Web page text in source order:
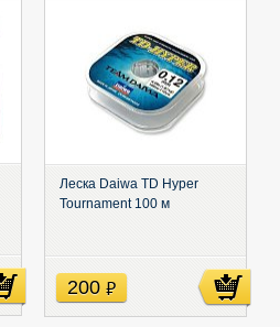
Леска Daiwa TD Hyper
Tournament 100 м
200 руб